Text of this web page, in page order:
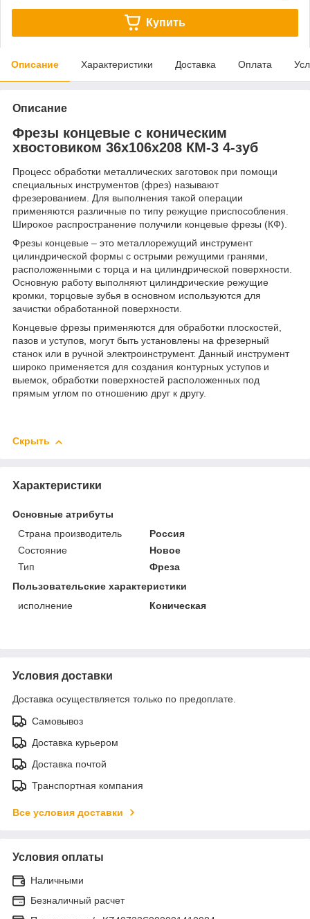
Купить
Описание Характеристики Доставка Оплата
Описание
Фрезы концевые с коническим
хвостовиком 36х106х208 КМ-3 4-зуб
Процесс обработки металлических заготовок при помощи
специальных инструментов (фрез) называют
фрезерованием. Для выполнения такой операции
применяются различные по типу режущие приспособления.
Широкое распространение получили концевые фрезы (КФ).
Фрезы концевые – это металлорежущий инструмент
цилиндрической формы с острыми режущими гранями,
расположенными с торца и на цилиндрической поверхности.
Основную работу выполняют цилиндрические режущие
кромки, торцовые зубья в основном используются для
зачистки обработанной поверхности.
Концевые фрезы применяются для обработки плоскостей,
пазов и уступов, могут быть установлены на фрезерный
станок или в ручной электроинструмент. Данный инструмент
широко применяется для создания контурных уступов и
выемок, обработки поверхностей расположенных под
прямым углом по отношению друг к другу.
Скрыть
Характеристики
Основные атрибуты
Страна производитель
Россия
Состояние
Новое
Тип
Фреза
Пользовательские характеристики
исполнение
Коническая
Условия доставки
Доставка осуществляется только по предоплате.
Самовывоз
Доставка курьером
Доставка почтой
Транспортная компания
Все условия доставки
Условия оплаты
Наличными
Безналичный расчет